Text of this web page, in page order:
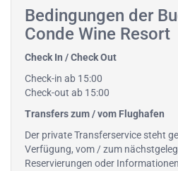
Bedingungen der
Conde Wine Resort
Check In / Check Out
Check-in ab 15:00
Check-out ab 15:00
Transfers zum / vom Flughafen
Der private Transferservice steht
Verfügung, vom / zum
Reservierungen oder